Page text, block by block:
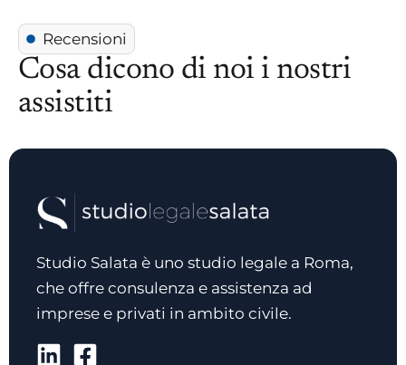
Recensioni
Cosa dicono di noi i nostri
assistiti
Studio Salata è uno studio legale a Roma,
che offre consulenza e assistenza ad
imprese e privati in ambito civile.